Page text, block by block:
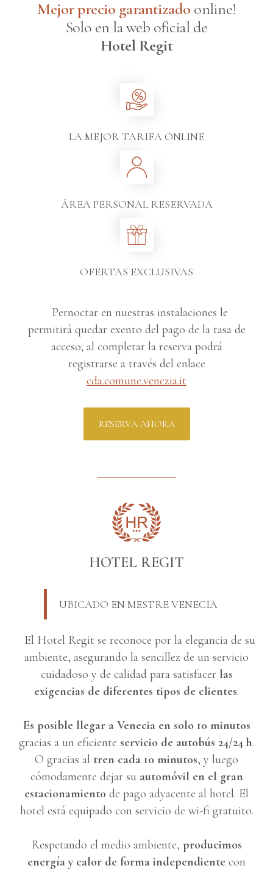
Mejor precio garantizado online!
Solo en la web oficial de
Hotel Regit
LA MEJOR TARIFA ONLINE
ÁREA PERSONAL RESERVADA
OFERTAS EXCLUSIVAS
Pernoctar en nuestras instalaciones le
permitirá quedar exento del pago de la tasa de
acceso; al completar la reserva podrá
registrarse a través del enlace
cda.comune.venezia.it
RESERVA AHORA
HOTEL REGIT
UBICADO EN MESTRE VENECIA
El Hotel Regit se reconoce por la elegancia de su
ambiente, asegurando la sencillez de un servicio
cuidadoso y de calidad para satisfacer las
exigencias de diferentes tipos de clientes.
Es posible llegar a Venecia en solo 10 minutos
gracias a un eficiente servicio de autobús 24/24 h.
O gracias al tren cada 10 minutos, y luego
cómodamente dejar su automóvil en el gran
estacionamiento de pago adyacente al hotel. El
hotel está equipado con servicio de wi-fi gratuito.
Respetando el medio ambiente, producimos
energía y calor de forma independiente con